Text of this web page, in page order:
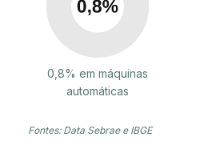
0,8% em máquinas
automáticas
Fontes: Data Sebrae e IBGE